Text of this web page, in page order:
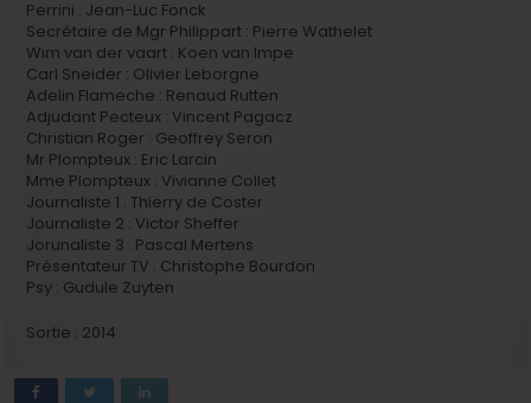
Perrini : Jean-Luc Fonck
Secrétaire de Mgr Philippart : Pierre Wathelet
Wim van der vaart : Koen van Impe
Carl Sneider : Olivier Leborgne
Adelin Flameche : Renaud Rutten
Adjudant Pecteux : Vincent Pagacz
Christian Roger : Geoffrey Seron
Mr Plompteux : Eric Larcin
Mme Plompteux : Vivianne Collet
Journaliste 1 : Thierry de Coster
Journaliste 2 : Victor Sheffer
Jorunaliste 3 : Pascal Mertens
Présentateur TV : Christophe Bourdon
Psy : Gudule Zuyten
Sortie : 2014